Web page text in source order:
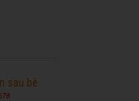
sau bê